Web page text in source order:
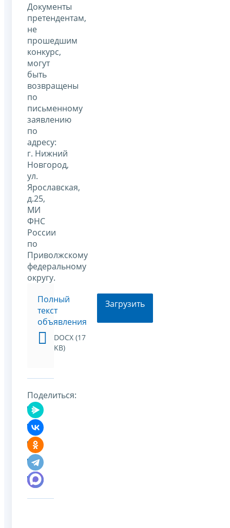
Документы
претендентам,
не
прошедшим
конкурс,
могут
быть
возвращены
по
письменному
заявлению
по
адресу:
г. Нижний
Новгород,
ул.
Ярославская,
д.25,
МИ
ФНС
России
по
Приволжскому
федеральному
округу.
Полный
текст
объявления
DOCX (17
KB)
Загрузить
Поделиться: